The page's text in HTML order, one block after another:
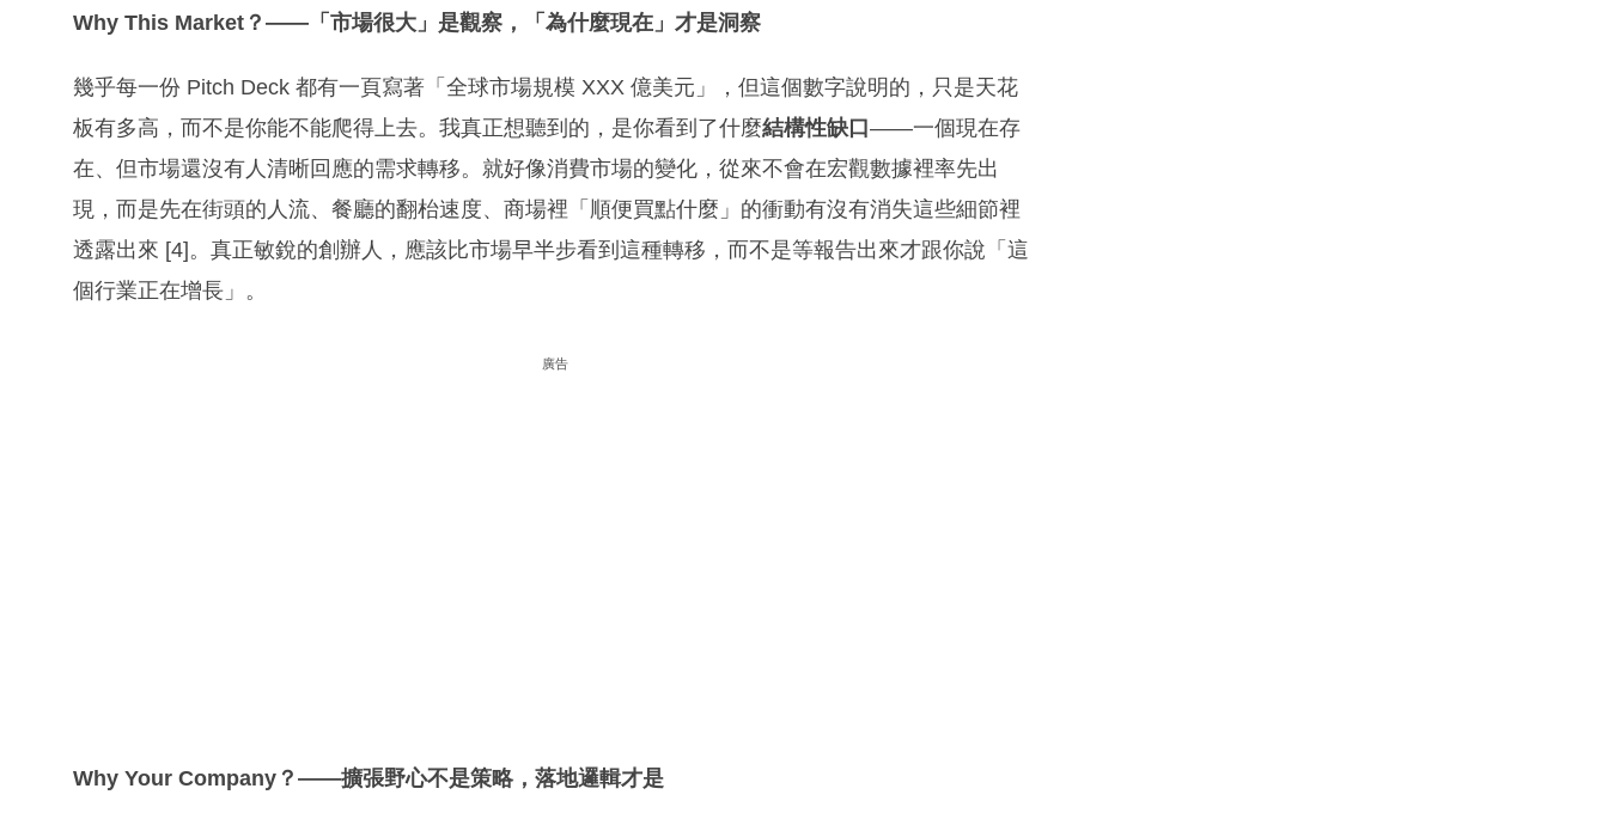
Why This Market？——「市場很大」是觀察，「為什麼現在」才是洞察
幾乎每一份 Pitch Deck 都有一頁寫著「全球市場規模 XXX 億美元」，但這個數字說明的，只是天花
板有多高，而不是你能不能爬得上去。我真正想聽到的，是你看到了什麼結構性缺口 ——一個現在存
在、但市場還沒有人清晰回應的需求轉移。就好像消費市場的變化，從來不會在宏觀數據裡率先出
現，而是先在街頭的人流、餐廳的翻枱速度、商場裡「順便買點什麼」的衝動有沒有消失這些細節裡
透露出來 [4]。真正敏銳的創辦人，應該比市場早半步看到這種轉移，而不是等報告出來才跟你說「這
個行業正在增長」。
廣告
Why Your Company？——擴張野心不是策略，落地邏輯才是